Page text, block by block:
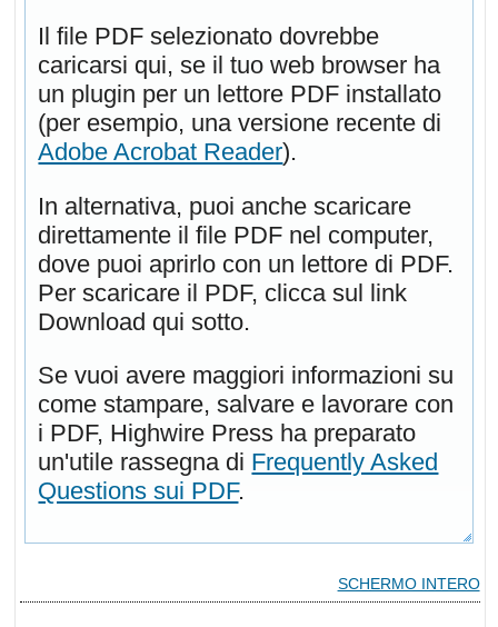
Il file PDF selezionato dovrebbe
caricarsi qui, se il tuo web browser ha
un plugin per un lettore PDF installato
(per esempio, una versione recente di
Adobe Acrobat Reader).
In alternativa, puoi anche scaricare
direttamente il file PDF nel computer,
dove puoi aprirlo con un lettore di PDF.
Per scaricare il PDF, clicca sul link
Download qui sotto.
Se vuoi avere maggiori informazioni su
come stampare, salvare e lavorare con
i PDF, Highwire Press ha preparato
un'utile rassegna di Frequently Asked
Questions sui PDF.
SCHERMO INTERO